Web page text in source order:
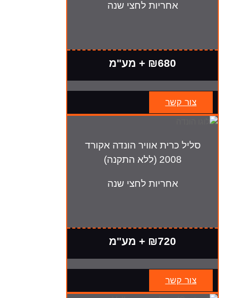
אחריות לחצי שנה
₪680 + מע"מ
צור קשר
סליל כרית אוויר הונדה אקורד
2008 (ללא התקנה)
אחריות לחצי שנה
₪720 + מע"מ
צור קשר